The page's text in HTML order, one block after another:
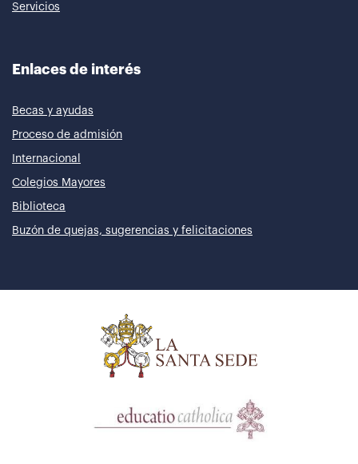
Servicios
Enlaces de interés
Becas y ayudas
Proceso de admisión
Internacional
Colegios Mayores
Biblioteca
Buzón de quejas, sugerencias y felicitaciones